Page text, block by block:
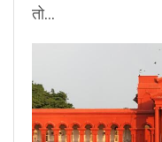
तो...